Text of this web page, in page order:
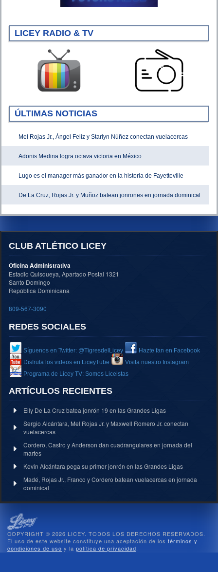
LICEY RADIO & TV
ÚLTIMAS NOTICIAS
Mel Rojas Jr., Ángel Feliz y Starlyn Núñez conectan vuelacercas
Adonis Medina logra octava victoria en México
Lugo es el manager más ganador en la historia de Fayetteville
De La Cruz, Rojas Jr. y Muñoz batean jonrones en jornada dominical
CLUB ATLÉTICO LICEY
Oficina Administrativa
Estadio Quisqueya, Apartado Postal 1321
Santo Domingo
República Dominicana
809-567-3090
REDES SOCIALES
Síguenos en Twitter: @TigresdelLicey
Hazte fan en Facebook
Disfruta los videos en LiceyTube
Visita nuestro Instagram
Programa de Licey TV: Somos Liceistas
ARTÍCULOS RECIENTES
Elly De La Cruz batea jonrón 19 en las Grandes Ligas
Sergio Alcántara, Mel Rojas Jr. y Maxwell Romero Jr. conectan
vuelacercas
Cordero, Castro y Anderson dan cuadrangulares en jornada del
martes
Kevin Alcántara pega su primer jonrón en las Grandes Ligas
Madé, Rojas Jr., Franco y Cordero batean vuelacercas en jornada
dominical
COPYRIGHT © 2026 LICEY. TODOS LOS DERECHOS RESERVADOS.
El uso de este website constituye una aceptación de los términos y
condiciones de uso y la política de privacidad